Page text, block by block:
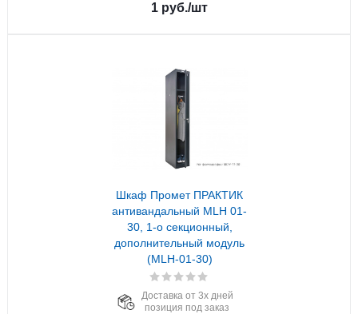
1 руб./шт
Шкаф Промет ПРАКТИК
антивандальный MLH 01-
30, 1-о секционный,
дополнительный модуль
(MLH-01-30)
Доставка от 3х дней
позиция под заказ